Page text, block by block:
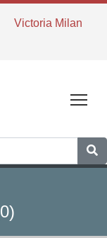
Victoria Milan